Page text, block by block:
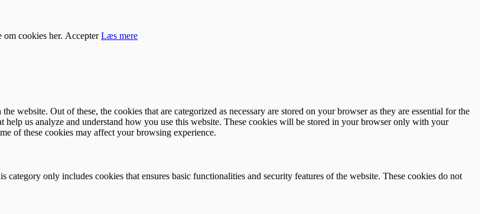
cookies her. Accepter Læs mere
website. Out of these, the cookies that are categorized as necessary are stored on your browser as they are essential for the
us analyze and understand how you use this website. These cookies will be stored in your browser only with your
of these cookies may affect your browsing experience.
only includes cookies that ensures basic functionalities and security features of the website. These cookies do not